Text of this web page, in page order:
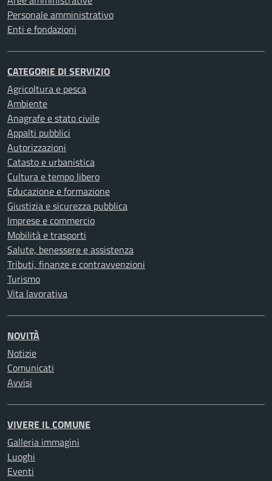
Personale amministrativo
Enti e fondazioni
CATEGORIE DI SERVIZIO
Agricoltura e pesca
Ambiente
Anagrafe e stato civile
Appalti pubblici
Autorizzazioni
Catasto e urbanistica
Cultura e tempo libero
Educazione e formazione
Giustizia e sicurezza pubblica
Imprese e commercio
Mobilità e trasporti
Salute, benessere e assistenza
Tributi, finanze e contravvenzioni
Turismo
Vita lavorativa
NOVITÀ
Notizie
Comunicati
Avvisi
VIVERE IL COMUNE
Galleria immagini
Luoghi
Eventi